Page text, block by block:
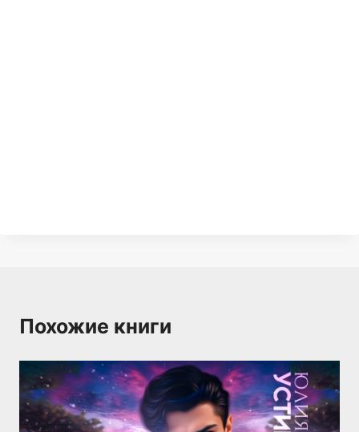
Похожие книги